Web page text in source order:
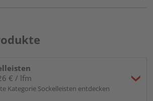
€ / lfm
Kategorie Sockelleisten entdecken